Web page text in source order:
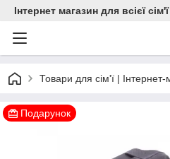
Інтернет магазин для всієї сім'ї
Товари для сім'ї |
Подарунок